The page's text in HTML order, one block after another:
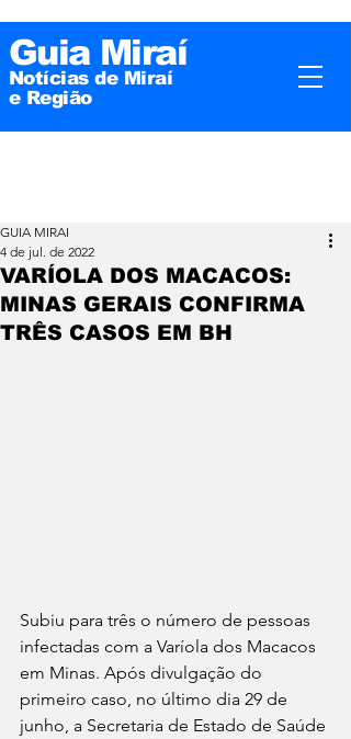
Guia Miraí
Notícias de Miraí
e Região
VARÍOLA DOS MACACOS:
MINAS GERAIS CONFIRMA
TRÊS CASOS EM BH
GUIA MIRAI
4 de jul. de 2022
Subiu para três o número de pessoas
infectadas com a Varíola dos Macacos
em Minas. Após divulgação do
primeiro caso, no último dia 29 de
junho, a Secretaria de Estado de Saúde